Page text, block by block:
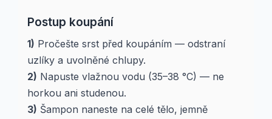
Postup koupání
1) Pročešte srst před koupáním — odstraní
uzlíky a uvolněné chlupy.
2) Napuste vlažnou vodu (35–38 °C) — ne
horkou ani studenou.
3) Šampon naneste na celé tělo, jemně